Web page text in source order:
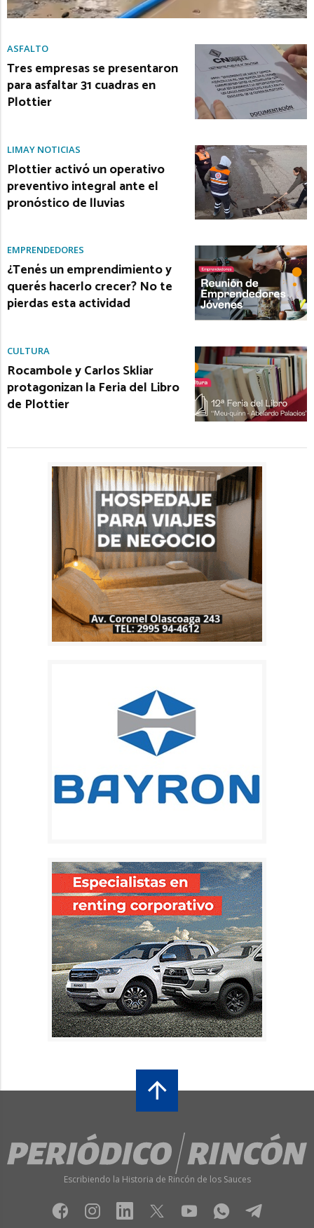
ASFALTO
Tres empresas se presentaron
para asfaltar 31 cuadras en
Plottier
LIMAY NOTICIAS
Plottier activó un operativo
preventivo integral ante el
pronóstico de lluvias
EMPRENDEDORES
¿Tenés un emprendimiento y
querés hacerlo crecer? No te
pierdas esta actividad
CULTURA
Rocambole y Carlos Skliar
protagonizan la Feria del Libro
de Plottier
Escribiendo la Historia de Rincón de los Sauces